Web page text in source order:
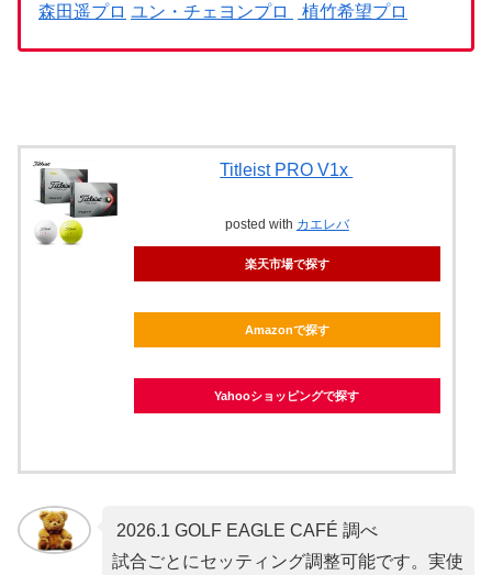
森田遥プロ ユン・チェヨンプロ 植竹希望プロ
Titleist PRO V1x
posted with カエレバ
楽天市場で探す
Amazonで探す
Yahooショッピングで探す
2026.1 GOLF EAGLE CAFÉ 調べ
試合ごとにセッティング調整可能です。実使